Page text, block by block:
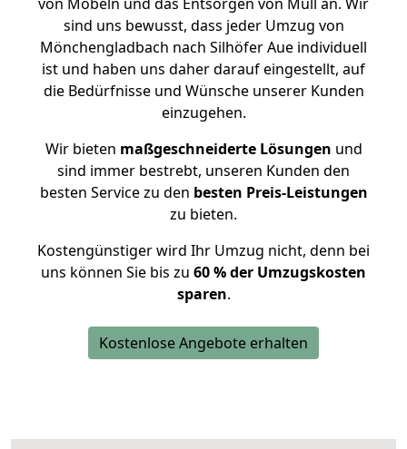
sind uns bewusst, dass jeder Umzug von
Mönchengladbach nach Silhöfer Aue individuell
ist und haben uns daher darauf eingestellt, auf
die Bedürfnisse und Wünsche unserer Kunden
einzugehen.
Wir bieten maßgeschneiderte Lösungen und
sind immer bestrebt, unseren Kunden den
besten Service zu den besten Preis-Leistungen
zu bieten.
Kostengünstiger wird Ihr Umzug nicht, denn bei
uns können Sie bis zu 60 % der Umzugskosten
sparen.
Kostenlose Angebote erhalten